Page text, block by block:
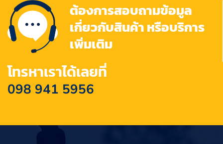
ต้องการสอบถามข้อมูล
เกี่ยวกับสินค้า หรือบริการ
เพิ่มเติม
โทรหาเราได้เลยที่
098 941 5956